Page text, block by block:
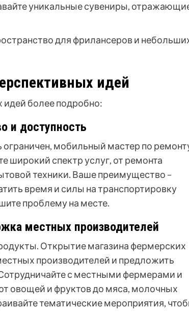
уникальные сувениры,
для фрилансеров и
идей
более подробно:
и доступность
мобильный мастер по
широкий спектр услуг, от ремонта
техники. Ваше преимущество –
время и силы на транспортировку
проблему на месте.
местных производителей
Открытие магазина фермерских
производителей и предложить
с местными фермерами и
овощей и фруктов до мяса, молочных
тематические мероприятия,